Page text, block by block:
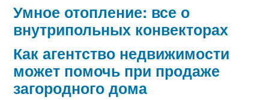
Умное отопление: все о
внутрипольных конвекторах
Как агентство недвижимости
может помочь при продаже
загородного дома